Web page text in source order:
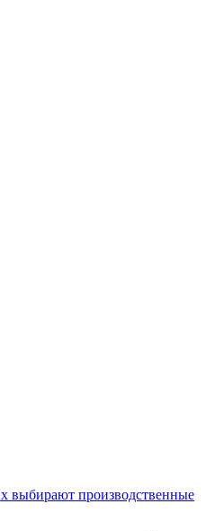
выбирают производственные